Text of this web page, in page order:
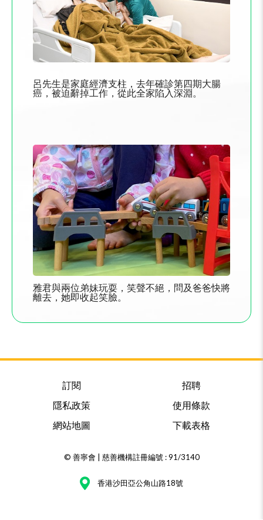
呂先生是家庭經濟支柱，去年確診第四期大腸
癌，被迫辭掉工作，從此全家陷入深淵。
雅君與兩位弟妹玩耍，笑聲不絕，問及爸爸快將
離去，她即收起笑臉。
訂閱
招聘
隱私政策
使用條款
網站地圖
下載表格
© 善寧會 | 慈善機構註冊編號 : 91/3140
香港沙田亞公角山路18號